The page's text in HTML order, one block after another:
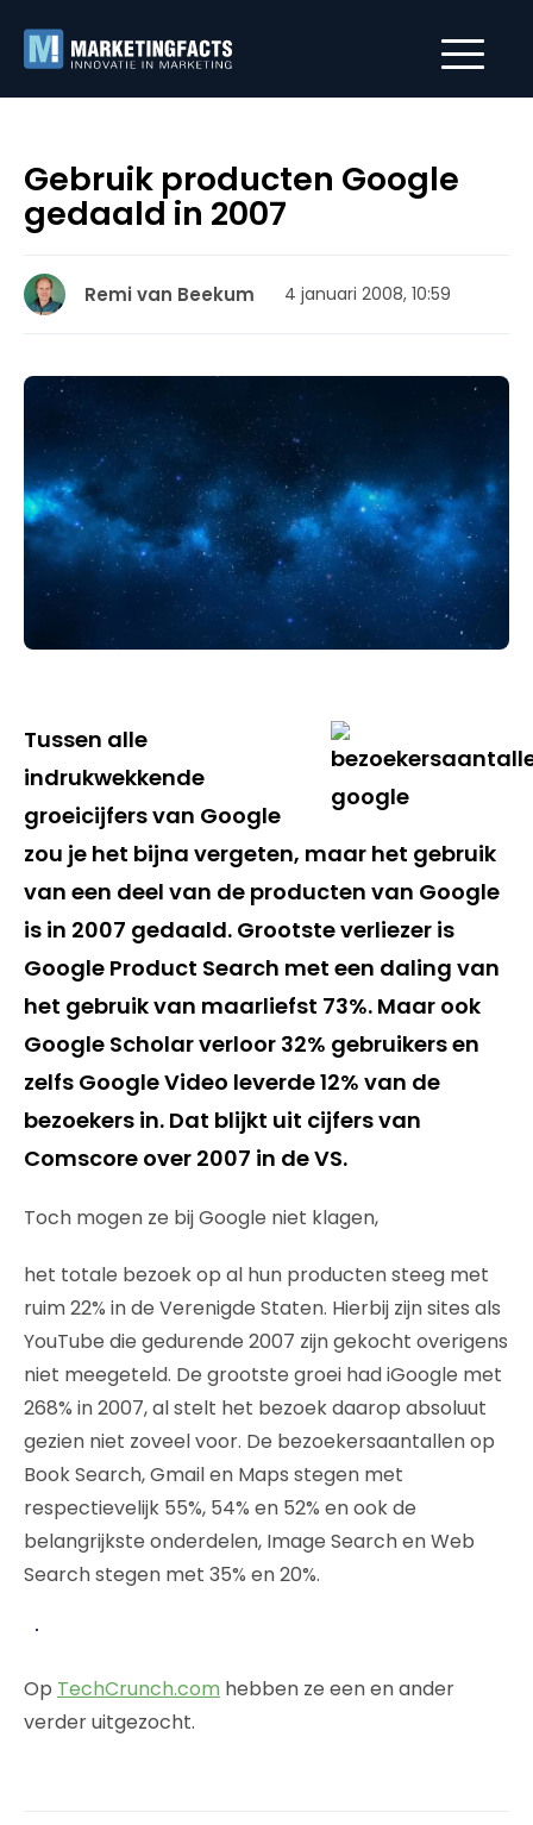
Gebruik producten Google
gedaald in 2007
Remi van Beekum 4 januari 2008, 10:59
Tussen alle
indrukwekkende
groeicijfers van Google
zou je het bijna vergeten, maar het gebruik
van een deel van de producten van Google
is in 2007 gedaald. Grootste verliezer is
Google Product Search met een daling van
het gebruik van maarliefst 73%. Maar ook
Google Scholar verloor 32% gebruikers en
zelfs Google Video leverde 12% van de
bezoekers in. Dat blijkt uit cijfers van
Comscore over 2007 in de VS.
Toch mogen ze bij Google niet klagen,
het totale bezoek op al hun producten steeg met
ruim 22% in de Verenigde Staten. Hierbij zijn sites als
YouTube die gedurende 2007 zijn gekocht overigens
niet meegeteld. De grootste groei had iGoogle met
268% in 2007, al stelt het bezoek daarop absoluut
gezien niet zoveel voor. De bezoekersaantallen op
Book Search, Gmail en Maps stegen met
respectievelijk 55%, 54% en 52% en ook de
belangrijkste onderdelen, Image Search en Web
Search stegen met 35% en 20%.
Op TechCrunch.com hebben ze een en ander
verder uitgezocht.